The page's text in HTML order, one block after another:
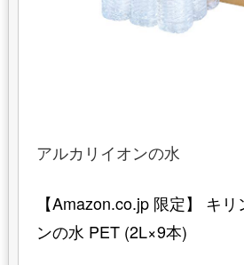
アルカリイオンの水
【Amazon.co.jp 限定】 キ
ンの水 PET (2L×9本)